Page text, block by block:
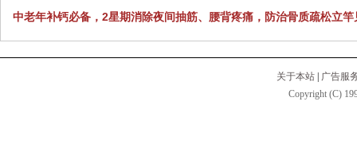
中老年补钙必备，2星期消除夜间抽筋、腰背疼痛，防治骨质疏松立竿
关于本站
广告服
Copyright (C)